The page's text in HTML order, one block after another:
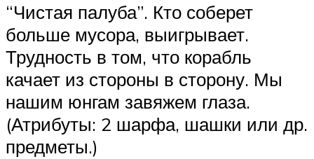
“Чистая палуба”. Кто соберет
больше мусора, выигрывает.
Трудность в том, что корабль
качает из стороны в сторону. Мы
нашим юнгам завяжем глаза.
(Атрибуты: 2 шарфа, шашки или др.
предметы.)